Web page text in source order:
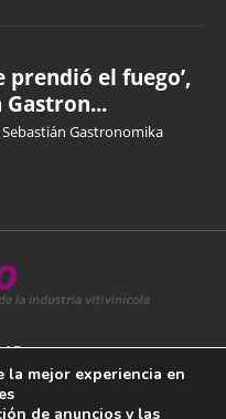
prendió el fuego’,
Gastron...
Sebastián Gastronomika
la mejor experiencia en
de anuncios y las